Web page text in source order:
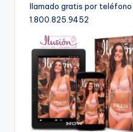
llamado gratis por teléfono
1.800.825.9452